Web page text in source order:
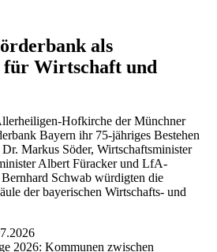
als
Wirtschaft und
Hofkirche der Münchner
Bayern ihr 75-jähriges Bestehen
Markus Söder, Wirtschaftsminister
Albert Füracker und LfA-
Schwab würdigten die
der bayerischen Wirtschafts- und
2026: Kommunen zwischen